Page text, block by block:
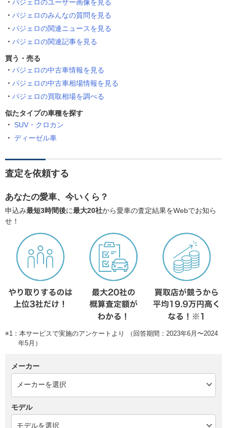
パジェロのユーザー画像を見る
パジェロのみんなの質問を見る
パジェロの関連ニュースを見る
パジェロの関連記事を見る
買う・売る
パジェロの中古車情報を見る
パジェロの中古車相場情報を見る
パジェロの買取相場を調べる
似たタイプの車種を探す
SUV・クロカン
ディーゼル車
査定を依頼する
あなたの愛車、今いくら？
申込み最短3時間後に最大20社から愛車の査定結果をWebでお知ら
せ！
※1：本サービスで実施のアンケートより （回答期間：2023年6月〜2024
年5月）
メーカー
モデル